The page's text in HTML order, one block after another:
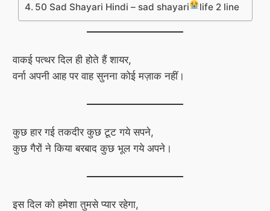
50 Sad Shayari Hindi – sad shayari
life 2 line
वाकई पत्थर दिल ही होते हैं शायर,
वर्ना अपनी आह पर वाह सुनना कोई मज़ाक नहीं।
कुछ हार गई तकदीर कुछ टूट गये सपने,
कुछ गैरों ने किया बरबाद कुछ भूल गये अपने।
इस दिल को हमेशा तुमसे प्यार रहेगा,